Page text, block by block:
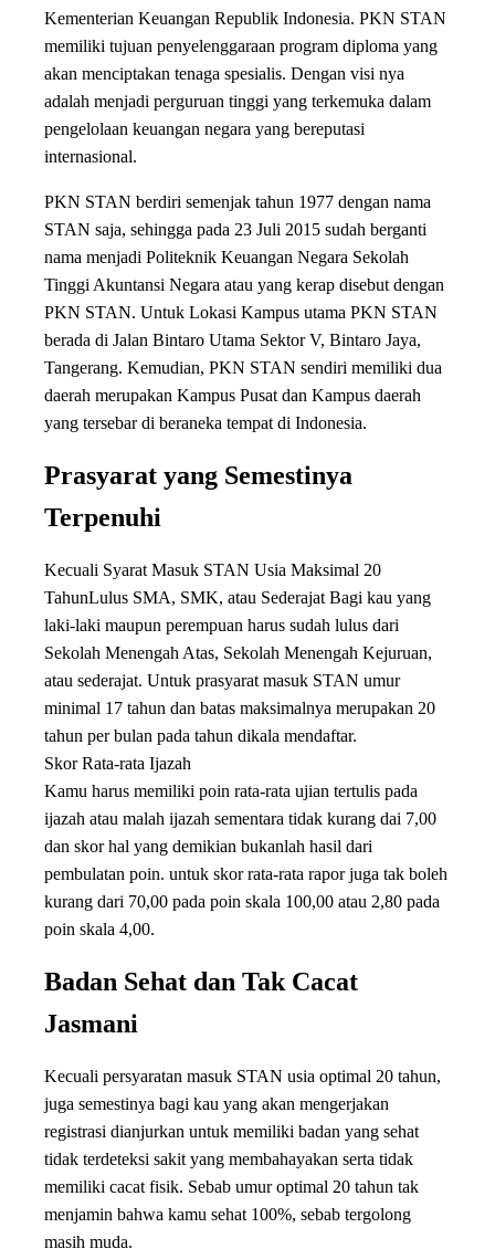
Kementerian Keuangan Republik Indonesia. PKN STAN
memiliki tujuan penyelenggaraan program diploma yang
akan menciptakan tenaga spesialis. Dengan visi nya
adalah menjadi perguruan tinggi yang terkemuka dalam
pengelolaan keuangan negara yang bereputasi
internasional.
PKN STAN berdiri semenjak tahun 1977 dengan nama
STAN saja, sehingga pada 23 Juli 2015 sudah berganti
nama menjadi Politeknik Keuangan Negara Sekolah
Tinggi Akuntansi Negara atau yang kerap disebut dengan
PKN STAN. Untuk Lokasi Kampus utama PKN STAN
berada di Jalan Bintaro Utama Sektor V, Bintaro Jaya,
Tangerang. Kemudian, PKN STAN sendiri memiliki dua
daerah merupakan Kampus Pusat dan Kampus daerah
yang tersebar di beraneka tempat di Indonesia.
Prasyarat yang Semestinya
Terpenuhi
Kecuali Syarat Masuk STAN Usia Maksimal 20
TahunLulus SMA, SMK, atau Sederajat Bagi kau yang
laki-laki maupun perempuan harus sudah lulus dari
Sekolah Menengah Atas, Sekolah Menengah Kejuruan,
atau sederajat. Untuk prasyarat masuk STAN umur
minimal 17 tahun dan batas maksimalnya merupakan 20
tahun per bulan pada tahun dikala mendaftar.
Skor Rata-rata Ijazah
Kamu harus memiliki poin rata-rata ujian tertulis pada
ijazah atau malah ijazah sementara tidak kurang dai 7,00
dan skor hal yang demikian bukanlah hasil dari
pembulatan poin. untuk skor rata-rata rapor juga tak boleh
kurang dari 70,00 pada poin skala 100,00 atau 2,80 pada
poin skala 4,00.
Badan Sehat dan Tak Cacat
Jasmani
Kecuali persyaratan masuk STAN usia optimal 20 tahun,
juga semestinya bagi kau yang akan mengerjakan
registrasi dianjurkan untuk memiliki badan yang sehat
tidak terdeteksi sakit yang membahayakan serta tidak
memiliki cacat fisik. Sebab umur optimal 20 tahun tak
menjamin bahwa kamu sehat 100%, sebab tergolong
masih muda.